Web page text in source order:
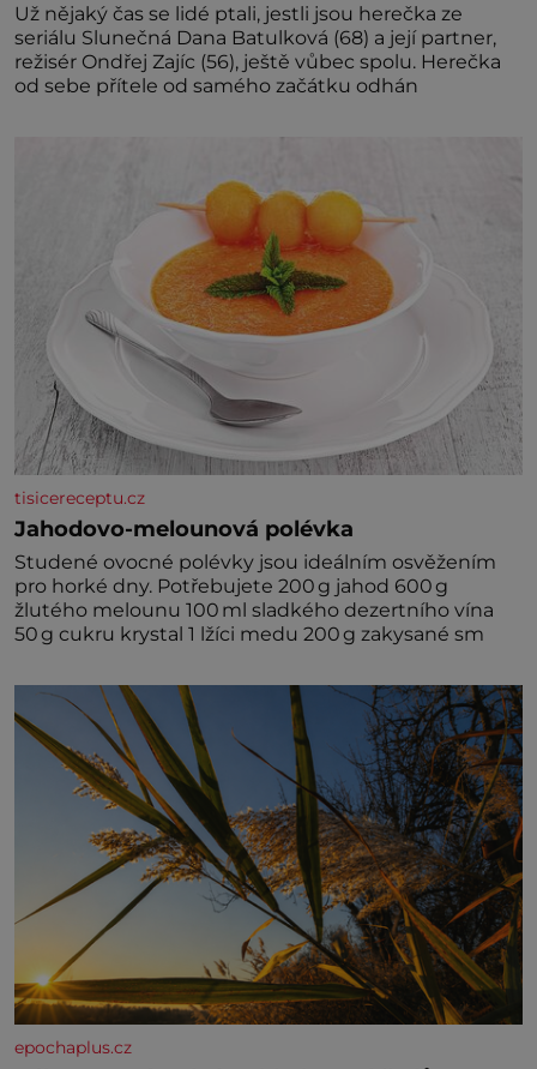
Už nějaký čas se lidé ptali, jestli jsou herečka ze
seriálu Slunečná Dana Batulková (68) a její partner,
režisér Ondřej Zajíc (56), ještě vůbec spolu. Herečka
od sebe přítele od samého začátku odhán
tisicereceptu.cz
Jahodovo-melounová polévka
Studené ovocné polévky jsou ideálním osvěžením
pro horké dny. Potřebujete 200 g jahod 600 g
žlutého melounu 100 ml sladkého dezertního vína
50 g cukru krystal 1 lžíci medu 200 g zakysané sm
epochaplus.cz